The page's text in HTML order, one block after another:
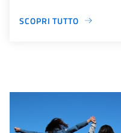
SCOPRI TUTTO